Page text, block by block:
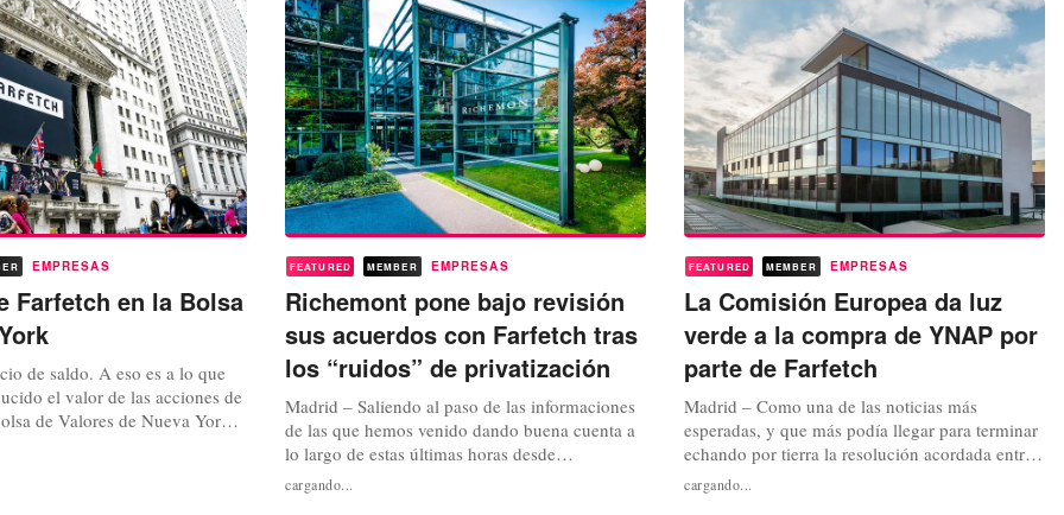
de dimensión
embargo, el grupo, que...
mismo periodo del año anterior. El volumen
bruto de mercancías también...
EMPRESAS
Farfetch en la Bolsa
de saldo. A eso es a lo que
el valor de las acciones de
de Valores de Nueva York,
y no aclaradas todavía,
siguen girando en torno al
FEATURED MEMBER EMPRESAS
Richemont pone bajo revisión
sus acuerdos con Farfetch tras
los “ruidos” de privatización
Madrid – Saliendo al paso de las informaciones
de las que hemos venido dando buena cuenta a
lo largo de estas últimas horas desde
FashionUnited, relacionadas con la cancelación
de la publicación de resultados por parte de
cargando...
FEATURED MEMBER EMPRESAS
La Comisión Europea da luz
verde a la compra de YNAP por
parte de Farfetch
Madrid – Como una de las noticias más
esperadas, y que más podía llegar para terminar
echando por tierra la resolución acordada entre
las partes, desde la Comisión Europea, desde su
papel como órgano regulador de las prácticas de
cargando...